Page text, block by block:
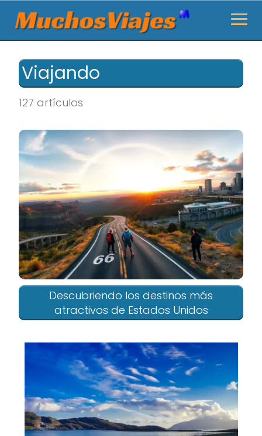
Viajando
127 artículos
Descubriendo los destinos más
atractivos de Estados Unidos